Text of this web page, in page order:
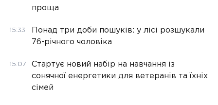
проща
15:33
Понад три доби пошуків: у лісі розшукали
76-річного чоловіка
15:07
Стартує новий набір на навчання із
сонячної енергетики для ветеранів та їхніх
сімей